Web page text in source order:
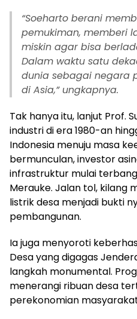
“Soeharto berani
pemukiman, memberi
miskin agar bisa
Dalam waktu satu
dunia sebagai negara
di Asia,” ungkapnya.
Tak hanya itu, lanjut Prof.
industri di era 1980-an
Indonesia menuju masa
bermunculan, investor
infrastruktur mulai
Merauke. Jalan tol, kilang
listrik desa menjadi bukti
pembangunan.
Ia juga menyoroti
Desa yang digagas
langkah monumental.
menerangi ribuan desa
perekonomian